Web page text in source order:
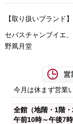
【取り扱いブランド】
セバスチャンブイエ
野凮月堂
今月は休まず営業
全館（地階・1階・
午前10時～午後7時